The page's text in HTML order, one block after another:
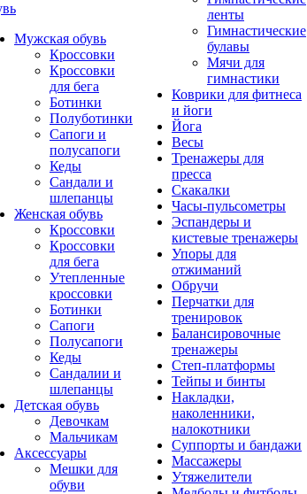
Мужская обувь
Кроссовки
Кроссовки
для бега
Ботинки
Полуботинки
Сапоги и
полусапоги
Кеды
Сандали и
шлепанцы
Женская обувь
Кроссовки
Кроссовки
для бега
Утепленные
кроссовки
Ботинки
Сапоги
Полусапоги
Кеды
Сандалии и
шлепанцы
Детская обувь
Девочкам
Мальчикам
Аксессуары
Мешки для
обуви
ленты
Гимнастические
булавы
Мячи для
гимнастики
Коврики для фитнеса
и йоги
Йога
Весы
Тренажеры для
пресса
Скакалки
Часы-пульсометры
Эспандеры и
кистевые тренажеры
Упоры для
отжиманий
Обручи
Перчатки для
тренировок
Балансировочные
тренажеры
Степ-платформы
Тейпы и бинты
Накладки,
наколенники,
налокотники
Суппорты и бандажи
Массажеры
Утяжелители